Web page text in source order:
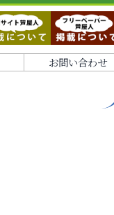
お問い合わせ